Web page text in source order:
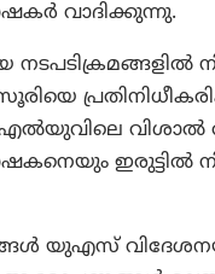
വാദിക്കുന്നു.
നടപടിക്രമങ്ങളിൽ
ഇരുട്ടിൽ
യുഎസ്